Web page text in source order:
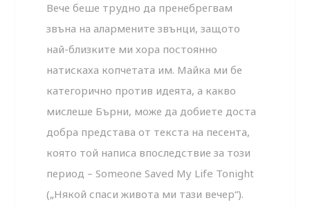
Вече беше трудно да пренебрегвам
звъна на алармените звънци, защото
най-близките ми хора постоянно
натискаха копчетата им. Майка ми бе
категорично против идеята, а какво
мислеше Бърни, може да добиете доста
добра представа от текста на песента,
която той написа впоследствие за този
период – Someone Saved My Life Tonight
(„Някой спаси живота ми тази вечер“).